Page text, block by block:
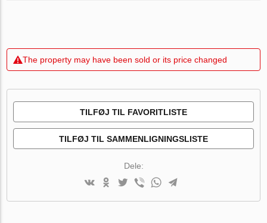
The property may have been sold or its price changed
TILFØJ TIL FAVORITLISTE
TILFØJ TIL SAMMENLIGNINGSLISTE
Dele: